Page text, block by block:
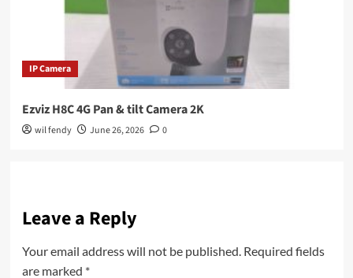
IP Camera
Ezviz H8C 4G Pan & tilt Camera 2K
wil fendy June 26, 2026 0
Leave a Reply
Your email address will not be published. Required fields
are marked *